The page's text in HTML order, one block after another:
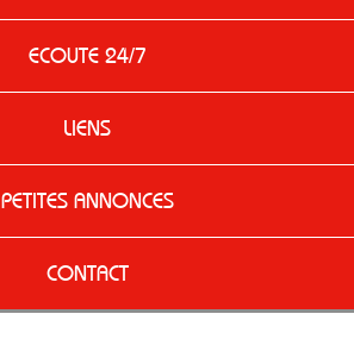
ECOUTE 24/7
LIENS
PETITES ANNONCES
CONTACT